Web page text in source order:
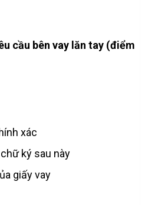
cầu bên vay lăn tay (điểm
xác
ký sau này
giấy vay